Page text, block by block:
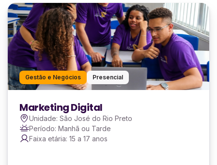
Gestão e Negócios Presencial
Marketing Digital
Unidade: São José do Rio Preto
Período: Manhã ou Tarde
Faixa etária: 15 a 17 anos